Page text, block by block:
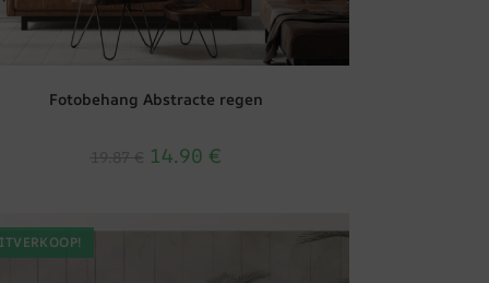
Fotobehang Abstracte regen
14.90 €